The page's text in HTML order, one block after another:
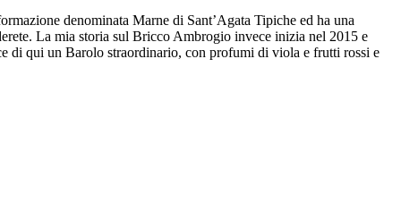
denominata Marne di Sant’Agata Tipiche ed ha una
La mia storia sul Bricco Ambrogio invece inizia nel 2015 e
di qui un Barolo straordinario, con profumi di viola e frutti rossi e